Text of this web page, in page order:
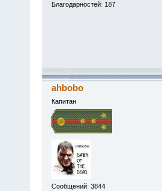
Благодарностей: 187
ahbobo
Капитан
Сообщений: 3844